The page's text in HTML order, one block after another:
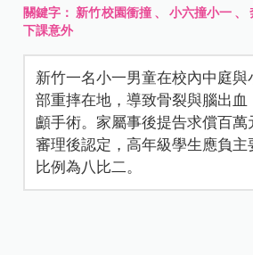
關鍵字： 新竹校園衝撞、 小六撞小一 、
下課意外
新竹一名小一男童在校內中庭
部重摔在地，導致骨裂與腦出血
顱手術。家屬事後提告求償百
審理後認定，高年級學生應負主
比例為八比二。